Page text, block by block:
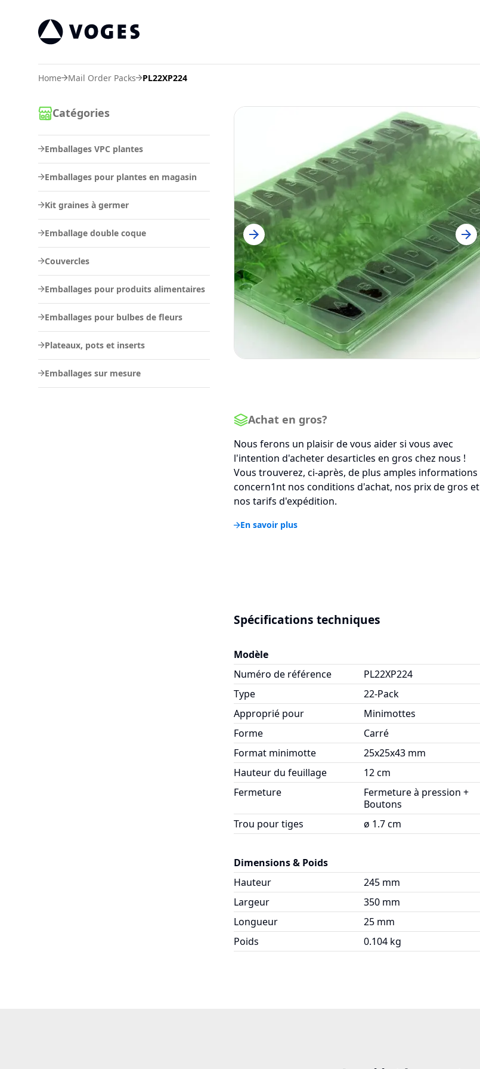
Home Mail Order Packs PL22XP224
Catégories
Emballages VPC plantes
Emballages pour plantes en magasin
Kit graines à germer
Emballage double coque
Couvercles
Emballages pour produits alimentaires
Emballages pour bulbes de fleurs
Plateaux, pots et inserts
Emballages sur mesure
Achat en gros?
Nous ferons un plaisir de vous aider si vous avec
l'intention d'acheter desarticles en gros chez nous !
Vous trouverez, ci-après, de plus amples informations
concern1nt nos conditions d'achat, nos prix de gros et
nos tarifs d'expédition.
En savoir plus
Spécifications techniques
Modèle
Numéro de référence
PL22XP224
Type
22-Pack
Approprié pour
Minimottes
Forme
Carré
Format minimotte
25x25x43 mm
Hauteur du feuillage
12 cm
Fermeture
Fermeture à pression +
Boutons
Trou pour tiges
ø 1.7 cm
Dimensions & Poids
Hauteur
245 mm
Largeur
350 mm
Longueur
25 mm
Poids
0.104 kg